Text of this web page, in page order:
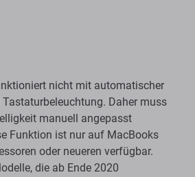
nicht mit automatischer
Tastaturbeleuchtung. Daher muss
manuell angepasst
Funktion ist nur auf MacBooks
oder neueren verfügbar.
die ab Ende 2020